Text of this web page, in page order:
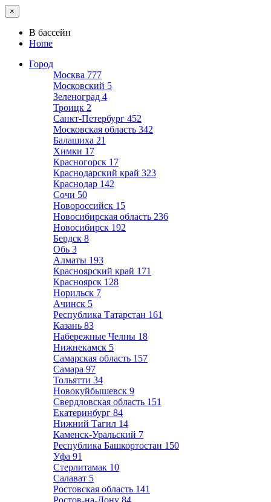
×
В бассейн
Home
Город
Москва 777
Московский 5
Зеленоград 4
Троицк 2
Санкт-Петербург 452
Московская область 342
Балашиха 21
Химки 17
Красногорск 17
Краснодарский край 323
Краснодар 142
Сочи 50
Новороссийск 15
Новосибирская область 236
Новосибирск 192
Бердск 8
Обь 3
Алматы 193
Красноярский край 171
Красноярск 128
Норильск 7
Ачинск 5
Республика Татарстан 161
Казань 83
Набережные Челны 18
Нижнекамск 5
Самарская область 157
Самара 97
Тольятти 34
Новокуйбышевск 9
Свердловская область 151
Екатеринбург 84
Нижний Тагил 14
Каменск-Уральский 7
Республика Башкортостан 150
Уфа 91
Стерлитамак 10
Салават 5
Ростовская область 141
Ростов-на-Дону 84